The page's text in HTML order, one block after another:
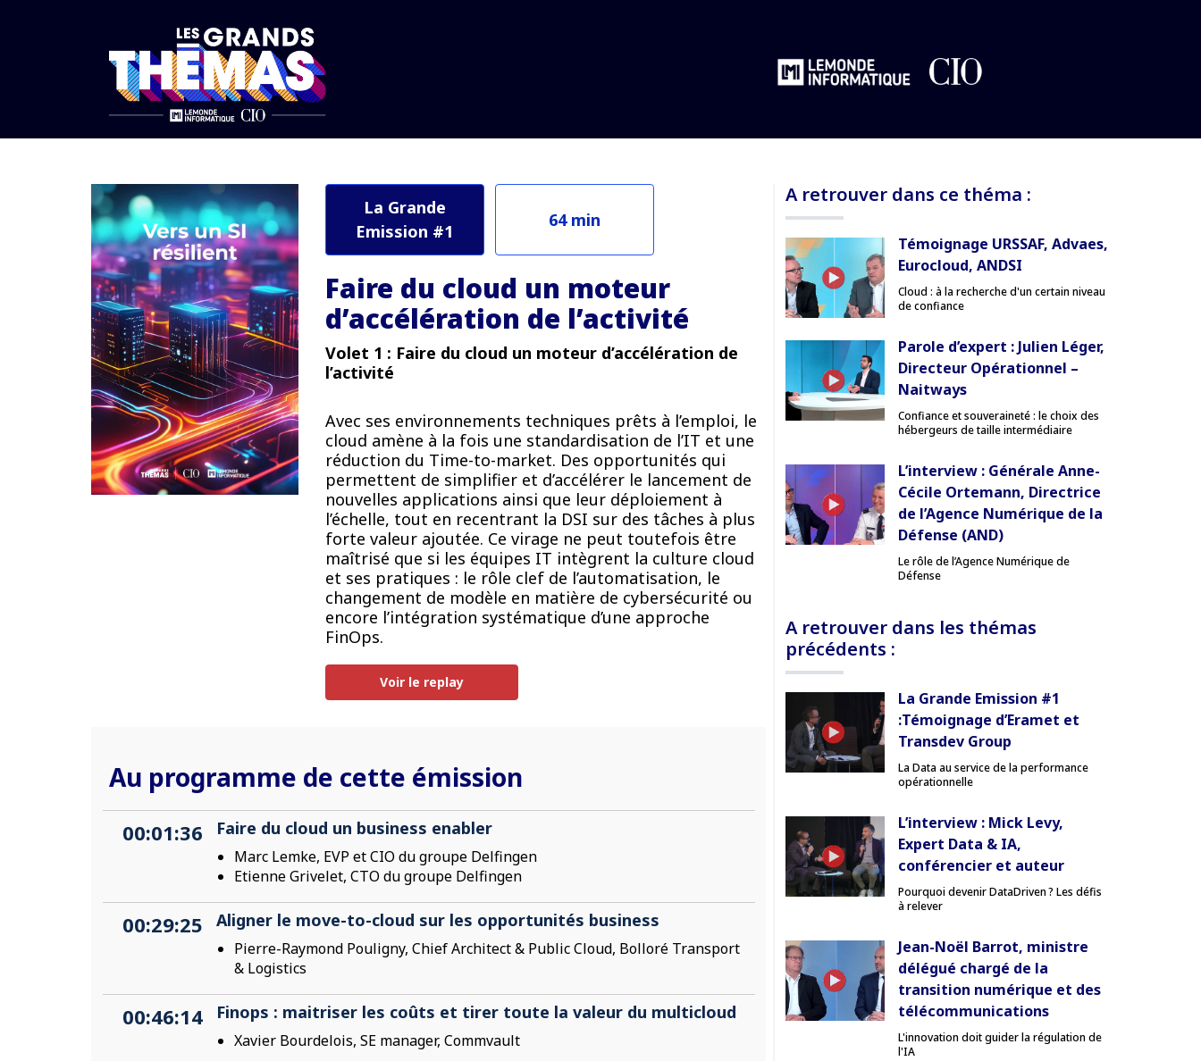
La Grande
Emission #1
64 min
Faire du cloud un moteur
d’accélération de l’activité
Volet 1 : Faire du cloud un moteur d’accélération de
l’activité
Avec ses environnements techniques prêts à l’emploi, le
cloud amène à la fois une standardisation de l’IT et une
réduction du Time-to-market. Des opportunités qui
permettent de simplifier et d’accélérer le lancement de
nouvelles applications ainsi que leur déploiement à
l’échelle, tout en recentrant la DSI sur des tâches à plus
forte valeur ajoutée. Ce virage ne peut toutefois être
maîtrisé que si les équipes IT intègrent la culture cloud
et ses pratiques : le rôle clef de l’automatisation, le
changement de modèle en matière de cybersécurité ou
encore l’intégration systématique d’une approche
FinOps.
Voir le replay
Au programme de cette émission
00:01:36 Faire du cloud un business enabler
Marc Lemke, EVP et CIO du groupe Delfingen
Etienne Grivelet, CTO du groupe Delfingen
00:29:25 Aligner le move-to-cloud sur les opportunités business
Pierre-Raymond Pouligny, Chief Architect & Public Cloud, Bolloré Transport
& Logistics
00:46:14 Finops : maitriser les coûts et tirer toute la valeur du multicloud
Xavier Bourdelois, SE manager, Commvault
A retrouver dans ce théma :
Témoignage URSSAF, Advaes,
Eurocloud, ANDSI
Cloud : à la recherche d'un certain niveau
de confiance
Parole d’expert : Julien Léger,
Directeur Opérationnel –
Naitways
Confiance et souveraineté : le choix des
hébergeurs de taille intermédiaire
L’interview : Générale Anne-
Cécile Ortemann, Directrice
de l’Agence Numérique de la
Défense (AND)
Le rôle de l’Agence Numérique de
Défense
A retrouver dans les thémas
précédents :
La Grande Emission #1
:Témoignage d’Eramet et
Transdev Group
La Data au service de la performance
opérationnelle
L’interview : Mick Levy,
Expert Data & IA,
conférencier et auteur
Pourquoi devenir DataDriven ? Les défis
à relever
Jean-Noël Barrot, ministre
délégué chargé de la
transition numérique et des
télécommunications
L'innovation doit guider la régulation de
l'IA